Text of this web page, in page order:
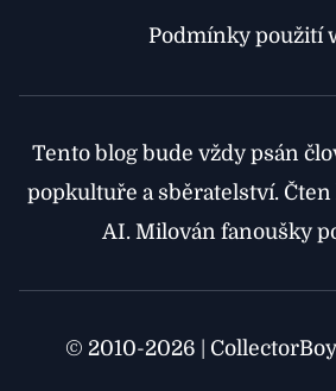
Podmínky použití
Tento blog bude vždy psán
popkultuře a sběratelství.
AI. Milován fanoušky
© 2010-2026 |